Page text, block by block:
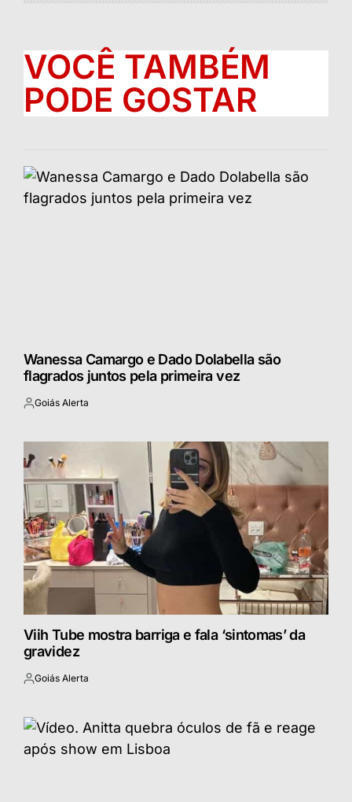
VOCÊ TAMBÉM
PODE GOSTAR
Wanessa Camargo e Dado Dolabella são
flagrados juntos pela primeira vez
Postado
Goiás Alerta
Viih Tube mostra barriga e fala ‘sintomas’ da
gravidez
Postado
Goiás Alerta